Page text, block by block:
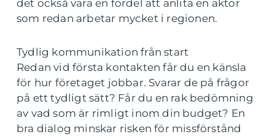
det också vara en fördel att anlita en aktör
som redan arbetar mycket i regionen.
Tydlig kommunikation från start
Redan vid första kontakten får du en känsla
för hur företaget jobbar. Svarar de på frågor
på ett tydligt sätt? Får du en rak bedömning
av vad som är rimligt inom din budget? En
bra dialog minskar risken för missförstånd